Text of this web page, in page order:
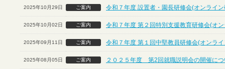
2025年10月29日 ご案内 令和７年度 設置者・園長研修会(オンライ
2025年10月02日 ご案内 令和７年度 第２回特別支援教育研修会(オ
2025年09月11日 ご案内 令和７年度 第１回中堅教員研修会(オンラ
2025年08月05日 ご案内 ２０２５年度 第2回就職説明会の開催につ